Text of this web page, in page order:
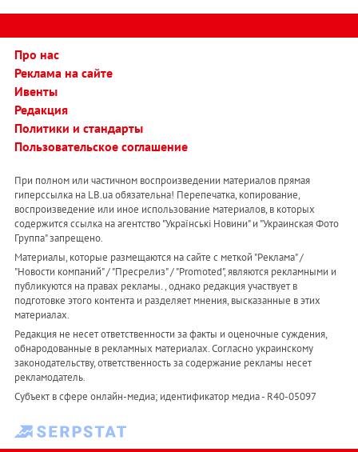
Про нас
Реклама на сайте
Ивенты
Редакция
Политики и стандарты
Пользовательское соглашение
При полном или частичном воспроизведении материалов прямая
гиперссылка на LB.ua обязательна! Перепечатка, копирование,
воспроизведение или иное использование материалов, в которых
содержится ссылка на агентство "Українськi Новини" и "Украинская Фото
Группа" запрещено.
Материалы, которые размещаются на сайте с меткой "Реклама" /
"Новости компаний" / "Пресрелиз" / "Promoted", являются рекламными и
публикуются на правах рекламы. , однако редакция участвует в
подготовке этого контента и разделяет мнения, высказанные в этих
материалах.
Редакция не несет ответственности за факты и оценочные суждения,
обнародованные в рекламных материалах. Согласно украинскому
законодательству, ответственность за содержание рекламы несет
рекламодатель.
Субъект в сфере онлайн-медиа; идентификатор медиа - R40-05097